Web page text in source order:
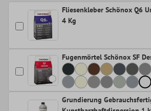
Fliesenkleber Schönox Q6
4 Kg
Fugenmörtel Schönox SF
Grundierung